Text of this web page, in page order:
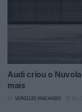
Audi criou o
mais
VIRGILIO MACHADO